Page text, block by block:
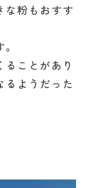
な粉もおすす
ことがあり
るようだった